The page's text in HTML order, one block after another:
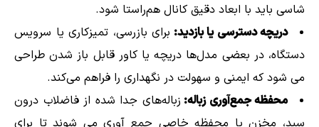
شاسی باید با ابعاد دقیق کانال هم‌راستا شود.
دریچه دسترسی یا بازدید: برای بازرسی، تمیزکاری یا سرویس
دستگاه، در بعضی مدل‌ها دریچه یا کاور قابل باز شدن طراحی
می شود که ایمنی و سهولت در نگهداری را فراهم می‌کند.
محفظه جمع‌آوری زباله: زباله‌های جدا شده از فاضلاب درون
سبد، مخزن یا محفظه خاصی جمع آوری می شوند تا برای